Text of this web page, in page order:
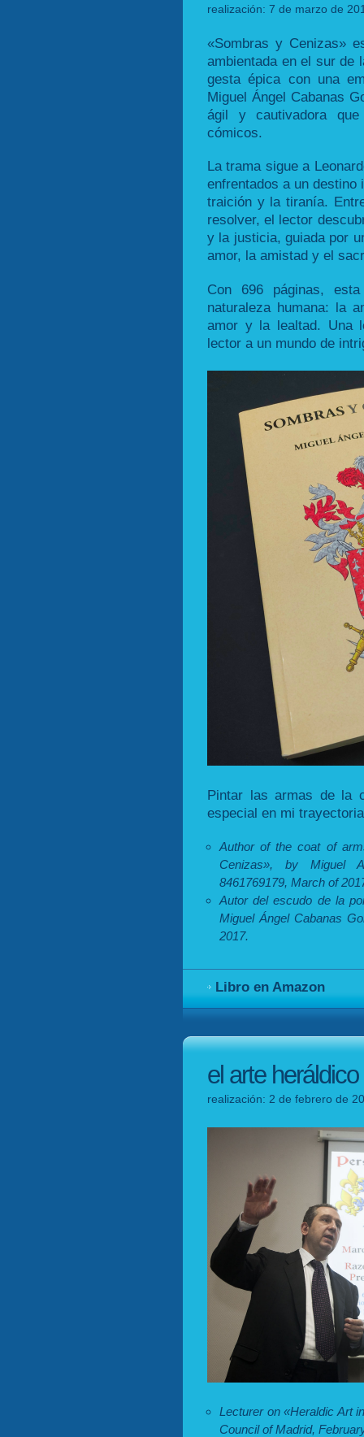
realización: 7 de marzo de
«Sombras y Cenizas»
ambientada en el sur de
gesta épica con una
Miguel Ángel Cabanas
ágil y cautivadora que
cómicos.
La trama sigue a
enfrentados a un destino
traición y la tiranía.
resolver, el lector
y la justicia, guiada por
amor, la amistad y el
Con 696 páginas,
naturaleza humana: la
amor y la lealtad. Una
lector a un mundo de
Pintar las armas de la
especial en mi
Author of the coat of
Cenizas», by Miguel
8461769179, March of
Autor del escudo de la
Miguel Ángel Cabanas
2017.
Libro en Amazon
el arte
realización: 2 de febrero de
Lecturer on «Heraldic Art
Council of Madrid,